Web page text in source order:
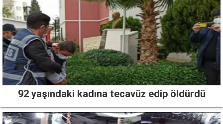
92 yaşındaki kadına tecavüz edip öldürdü